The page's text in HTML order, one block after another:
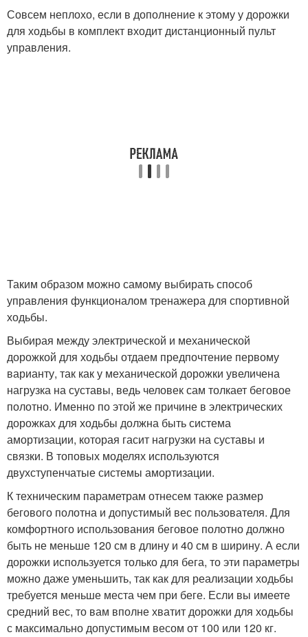
Совсем неплохо, если в дополнение к этому у дорожки
для ходьбы в комплект входит дистанционный пульт
управления.
Таким образом можно самому выбирать способ
управления функционалом тренажера для спортивной
ходьбы.
Выбирая между электрической и механической
дорожкой для ходьбы отдаем предпочтение первому
варианту, так как у механической дорожки увеличена
нагрузка на суставы, ведь человек сам толкает беговое
полотно. Именно по этой же причине в электрических
дорожках для ходьбы должна быть система
амортизации, которая гасит нагрузки на суставы и
связки. В топовых моделях используются
двухступенчатые системы амортизации.
К техническим параметрам отнесем также размер
бегового полотна и допустимый вес пользователя. Для
комфортного использования беговое полотно должно
быть не меньше 120 см в длину и 40 см в ширину. А если
дорожки используется только для бега, то эти параметры
можно даже уменьшить, так как для реализации ходьбы
требуется меньше места чем при беге. Если вы имеете
средний вес, то вам вполне хватит дорожки для ходьбы
с максимально допустимым весом от 100 или 120 кг.